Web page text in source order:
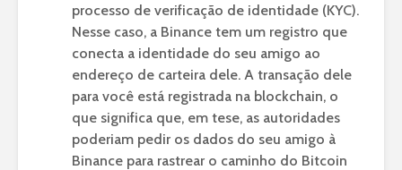
processo de verificação de identidade (KYC).
Nesse caso, a Binance tem um registro que
conecta a identidade do seu amigo ao
endereço de carteira dele. A transação dele
para você está registrada na blockchain, o
que significa que, em tese, as autoridades
poderiam pedir os dados do seu amigo à
Binance para rastrear o caminho do Bitcoin